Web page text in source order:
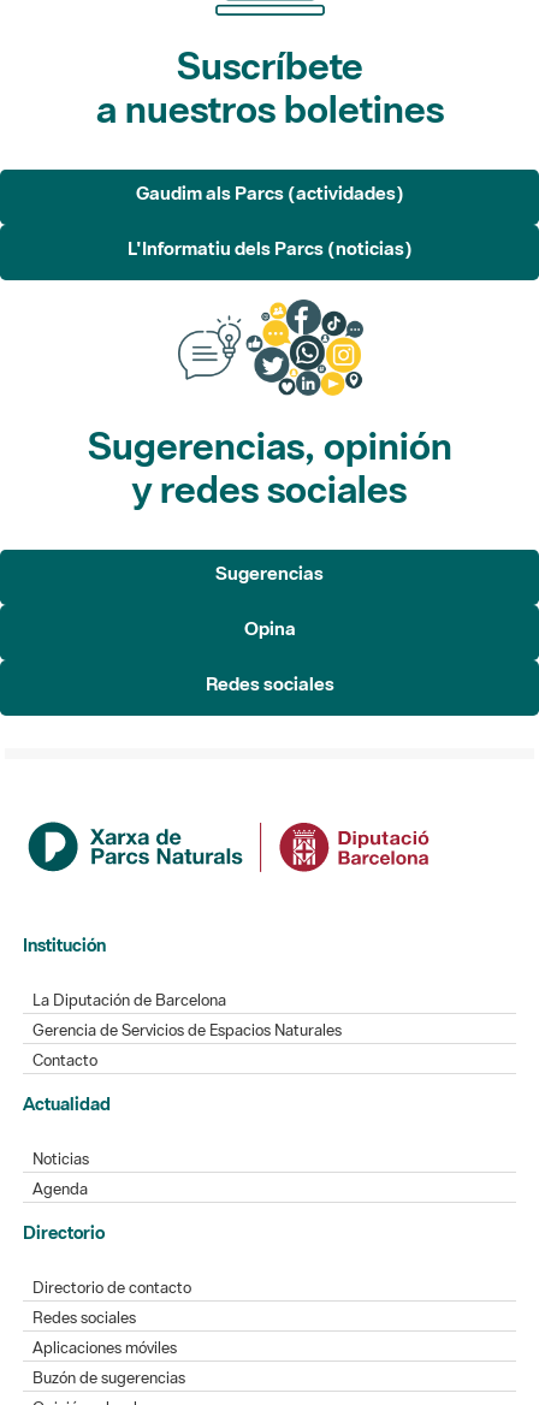
Suscríbete
a nuestros boletines
Gaudim als Parcs (actividades)
L'Informatiu dels Parcs (noticias)
Sugerencias, opinión
y redes sociales
Sugerencias
Opina
Redes sociales
Institución
La Diputación de Barcelona
Gerencia de Servicios de Espacios Naturales
Contacto
Actualidad
Noticias
Agenda
Directorio
Directorio de contacto
Redes sociales
Aplicaciones móviles
Buzón de sugerencias